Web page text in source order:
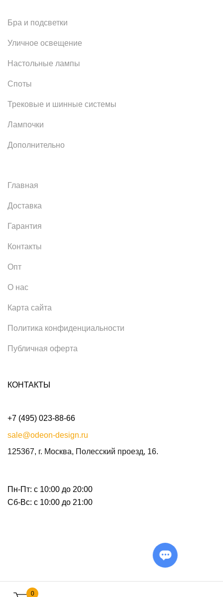
0
Бра и подсветки
Уличное освещение
Настольные лампы
Споты
Трековые и шинные системы
Лампочки
Дополнительно
Главная
Доставка
Гарантия
Контакты
Опт
О нас
Карта сайта
Политика конфиденциальности
Публичная оферта
КОНТАКТЫ
+7 (495) 023-88-66
sale@odeon-design.ru
125367, г. Москва, Полесский проезд, 16.
Пн-Пт: с 10:00 до 20:00
Сб-Вс: с 10:00 до 21:00